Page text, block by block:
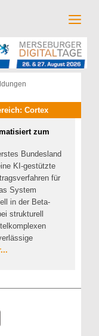
Cortex
zum
Bundesland
KI-gestützte
für
System
in der Beta-
strukturell